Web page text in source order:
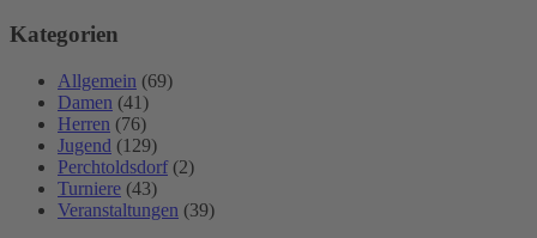
Kategorien
Allgemein (69)
Damen (41)
Herren (76)
Jugend (129)
Perchtoldsdorf (2)
Turniere (43)
Veranstaltungen (39)